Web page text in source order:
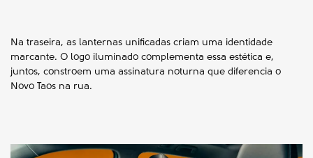
Na traseira, as lanternas unificadas criam uma identidade
marcante. O logo iluminado complementa essa estética e,
juntos, constroem uma assinatura noturna que diferencia o
Novo Taos na rua.